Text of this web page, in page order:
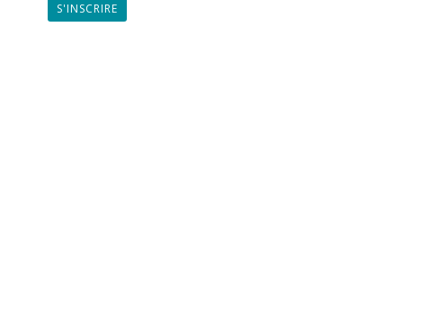
S'INSCRIRE